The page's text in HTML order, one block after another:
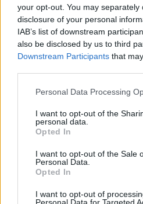
your opt-out. You may
disclosure of your personal
IAB’s list of downstream
also be disclosed by us to third
Downstream Participants that
Personal Data Processing
I want to opt-out of the
personal data.
Opted In
I want to opt-out of the Sale
Personal Data.
Opted In
I want to opt-out of
Espalda